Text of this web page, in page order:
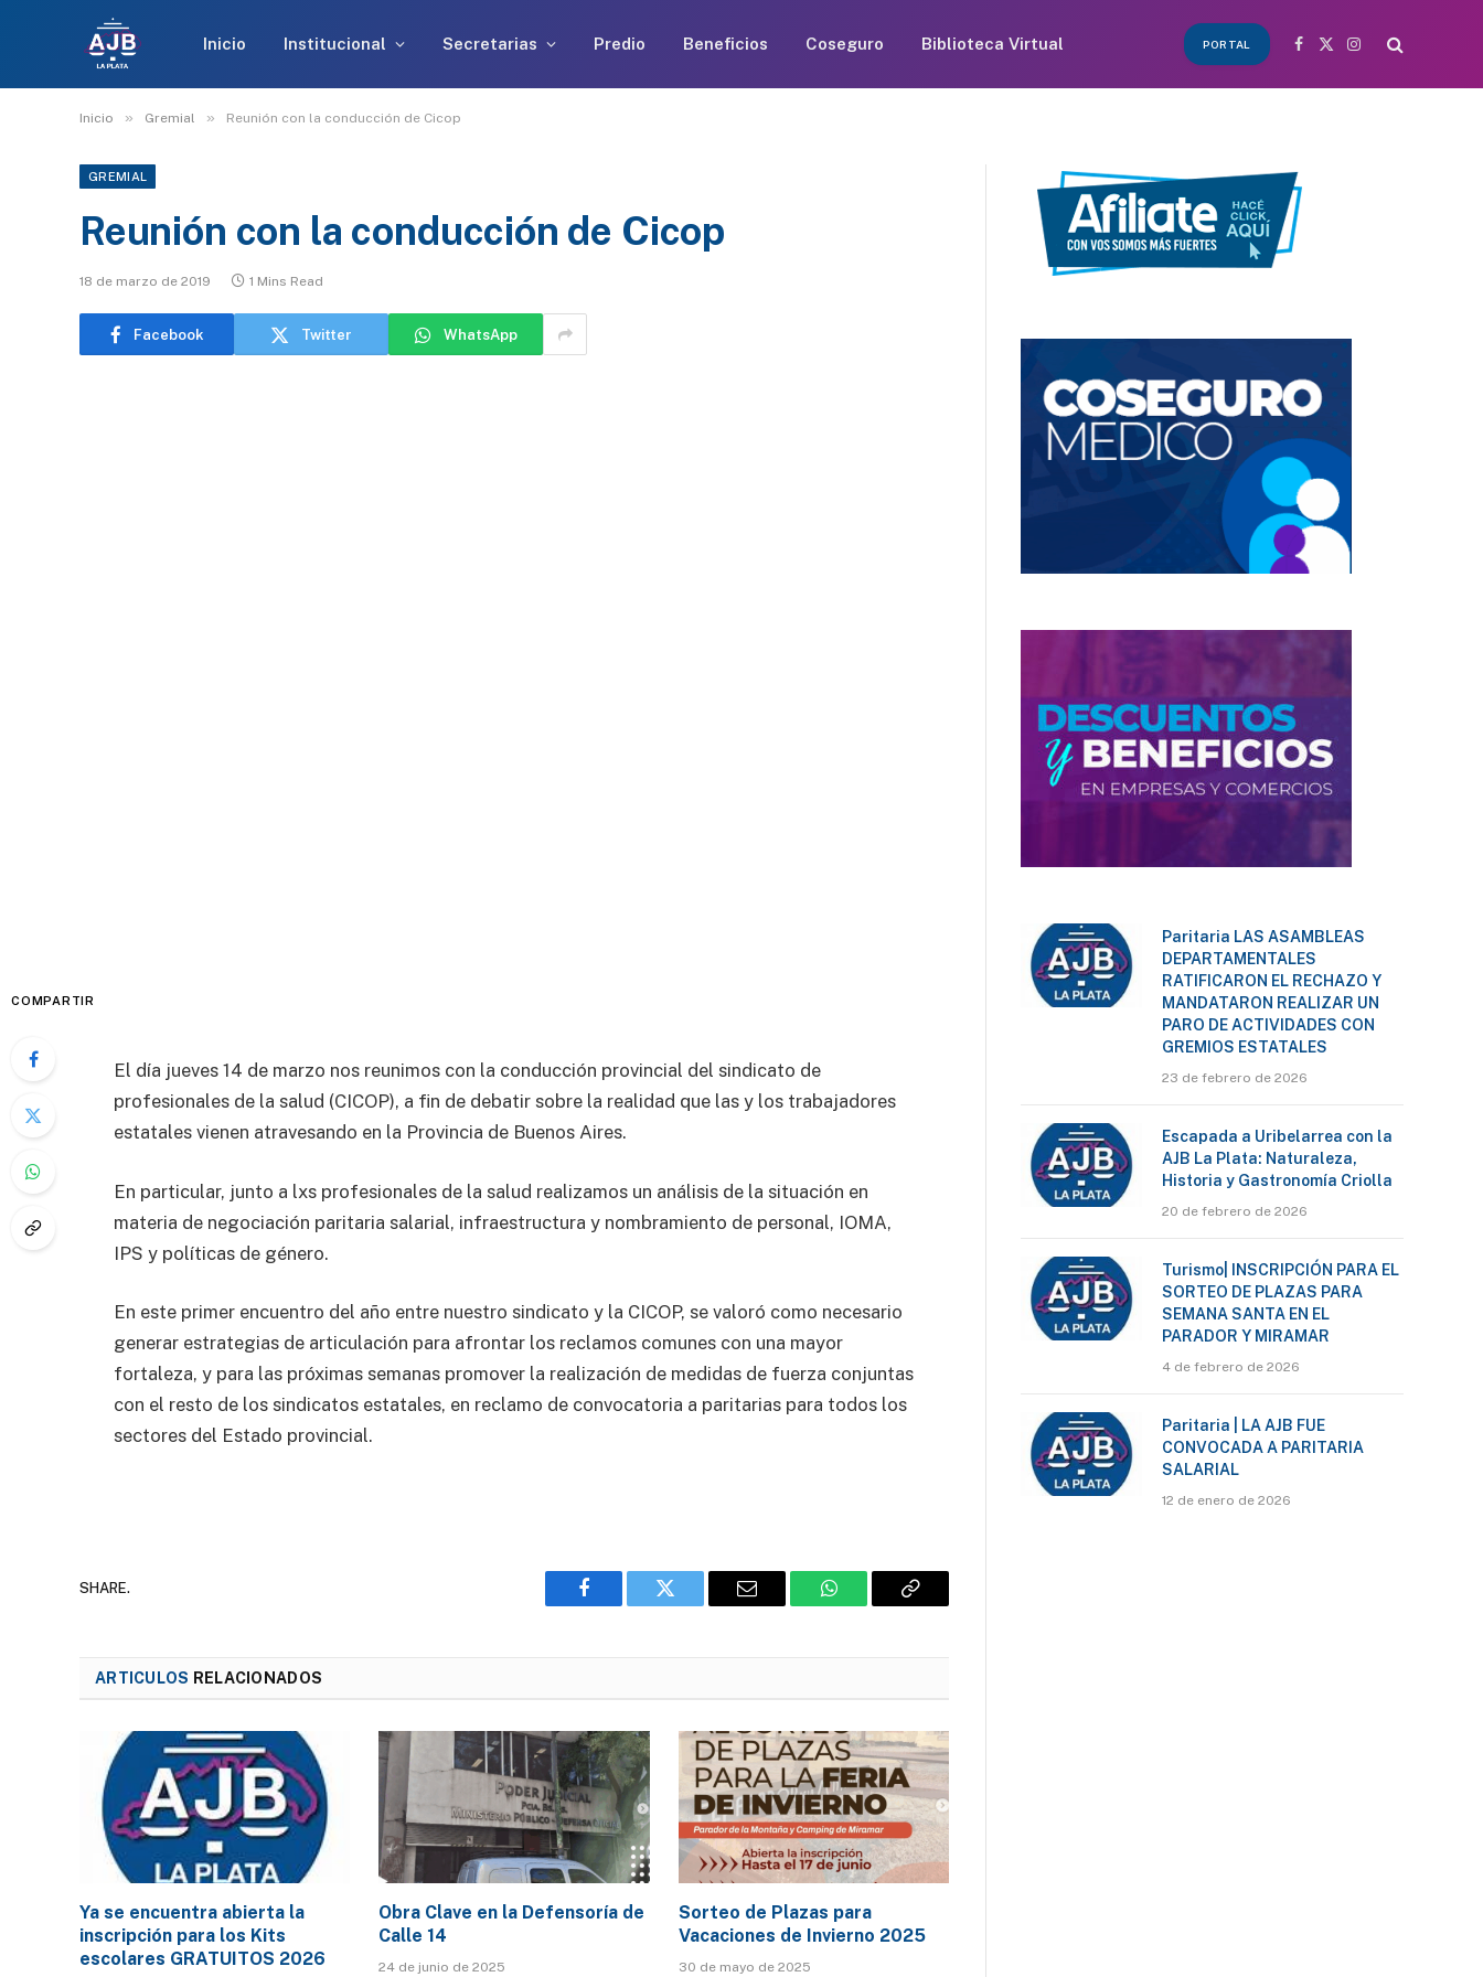
Inicio Institucional Secretarias Predio Beneficios Coseguro Biblioteca Virtual PORTAL
Facebook
X
Instagram
Inicio » Gremial » Reunión con la conducción de Cicop
GREMIAL
Reunión con la conducción de Cicop
18 de marzo de 2019 1 Mins Read
Facebook Twitter WhatsApp
COMPARTIR
El día jueves 14 de marzo nos reunimos con la conducción provincial del sindicato de
profesionales de la salud (CICOP), a fin de debatir sobre la realidad que las y los trabajadores
estatales vienen atravesando en la Provincia de Buenos Aires.
En particular, junto a lxs profesionales de la salud realizamos un análisis de la situación en
materia de negociación paritaria salarial, infraestructura y nombramiento de personal, IOMA,
IPS y políticas de género.
En este primer encuentro del año entre nuestro sindicato y la CICOP, se valoró como necesario
generar estrategias de articulación para afrontar los reclamos comunes con una mayor
fortaleza, y para las próximas semanas promover la realización de medidas de fuerza conjuntas
con el resto de los sindicatos estatales, en reclamo de convocatoria a paritarias para todos los
sectores del Estado provincial.
SHARE.
Facebook Twitter Email WhatsAppCopy
ARTICULOS RELACIONADOS
Ya se encuentra abierta la
inscripción para los Kits
escolares GRATUITOS 2026
Obra Clave en la Defensoría de
Calle 14
24 de junio de 2025
Sorteo de Plazas para
Vacaciones de Invierno 2025
30 de mayo de 2025
Paritaria LAS ASAMBLEAS
DEPARTAMENTALES
RATIFICARON EL RECHAZO Y
MANDATARON REALIZAR UN
PARO DE ACTIVIDADES CON
GREMIOS ESTATALES
23 de febrero de 2026
Escapada a Uribelarrea con la
AJB La Plata: Naturaleza,
Historia y Gastronomía Criolla
20 de febrero de 2026
Turismo| INSCRIPCIÓN PARA EL
SORTEO DE PLAZAS PARA
SEMANA SANTA EN EL
PARADOR Y MIRAMAR
4 de febrero de 2026
Paritaria | LA AJB FUE
CONVOCADA A PARITARIA
SALARIAL
12 de enero de 2026